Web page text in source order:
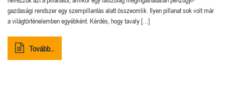
gazdasági rendszer egy szempillantás alatt összeomlik. Ilyen pillanat sok volt már
a világtörténelemben egyébként. Kérdés, hogy tavaly […]
Tovább..